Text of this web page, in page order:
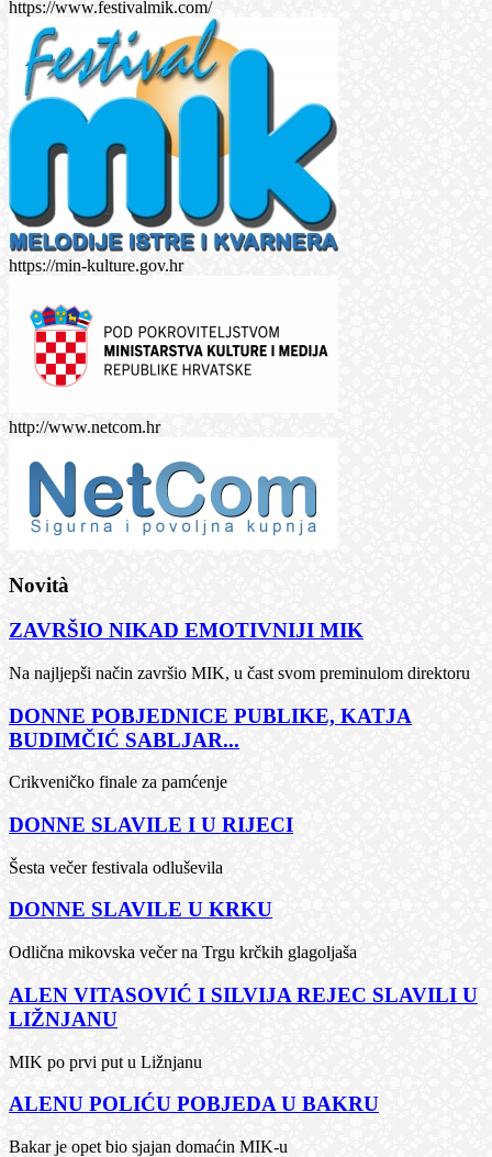
https://www.festivalmik.com/
https://min-kulture.gov.hr
http://www.netcom.hr
Novità
ZAVRŠIO NIKAD EMOTIVNIJI MIK
Na najljepši način završio MIK, u čast svom preminulom direktoru
DONNE POBJEDNICE PUBLIKE, KATJA
BUDIMČIĆ SABLJAR...
Crikveničko finale za pamćenje
DONNE SLAVILE I U RIJECI
Šesta večer festivala odluševila
DONNE SLAVILE U KRKU
Odlična mikovska večer na Trgu krčkih glagoljaša
ALEN VITASOVIĆ I SILVIJA REJEC SLAVILI U
LIŽNJANU
MIK po prvi put u Ližnjanu
ALENU POLIĆU POBJEDA U BAKRU
Bakar je opet bio sjajan domaćin MIK-u